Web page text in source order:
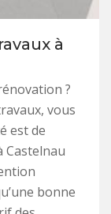
à
?
vous
est de
Castelnau
bonne